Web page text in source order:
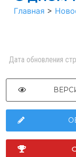
Главная >
Дата обновления